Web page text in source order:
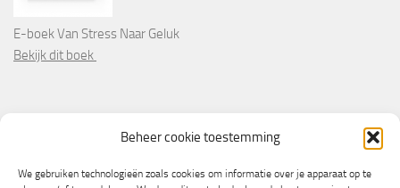
Beheer cookie toestemming
We gebruiken technologieën zoals cookies om informatie over je apparaat op te
E-boek Van Stress Naar Geluk
Bekijk dit boek